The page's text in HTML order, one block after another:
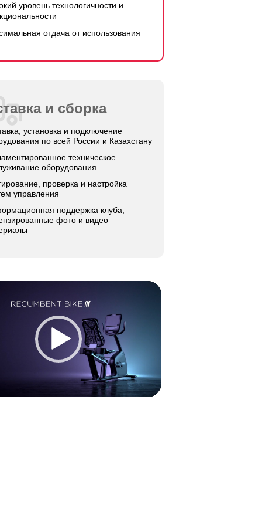
уровень технологичности и
отдача от использования
и сборка
установка и подключение
по всей России и Казахстану
техническое
оборудования
проверка и настройка
управления
поддержка клуба,
фото и видео